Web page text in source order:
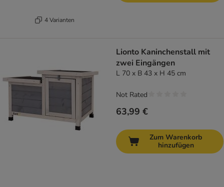
4 Varianten
Lionto Kaninchenstall mit
zwei Eingängen
L 70 x B 43 x H 45 cm
63,99 €
Not Rated
Zum Warenkorb
hinzufügen